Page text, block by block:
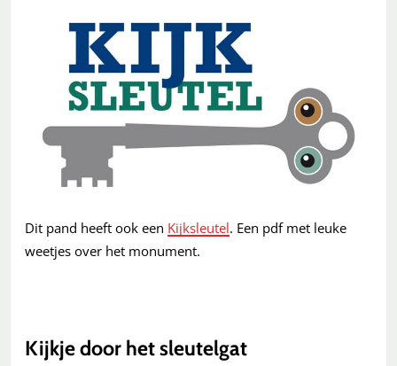
Dit pand heeft ook een Kijksleutel. Een pdf met leuke
weetjes over het monument.
Kijkje door het sleutelgat